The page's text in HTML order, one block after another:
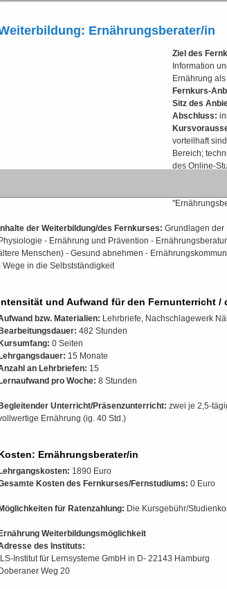
Ernährungsberater/in
Ziel des
Information
Ernährung
Fernkurs-
Sitz des
Abschluss:
vorteilhaft
Bereich;
des Online-
Inhalte der Weiterbildung/des Fernkurses: Grundlagen der
Physiologie - Ernährung und Prävention -
Menschen) - Gesund abnehmen -
Wege in die Selbstständigkeit
und Aufwand für den Fernunterricht /
bzw. Materialien: Lehrbriefe, Nachschlagewerk
Bearbeitungsdauer: 482 Stunden
Kursumfang: 0 Seiten
Lehrgangsdauer: 15 Monate
an Lehrbriefen: 15
Lernaufwand pro Woche: 8 Stunden
Begleitender Unterricht/Präsenzunterricht: zwei je 2,5-
Ernährung (ig. 40 Std.)
Ernährungsberater/in
Lehrgangskosten: 1890 Euro
Kosten des Fernkurses/Fernstudiums: 0 Euro
Möglichkeiten für Ratenzahlung: Die Kursgebühr/
Ernährung Weiterbildungsmöglichkeit
des Instituts:
ILS-Institut für Lernsysteme GmbH in D- 22143 Hamburg
Doberaner Weg 20